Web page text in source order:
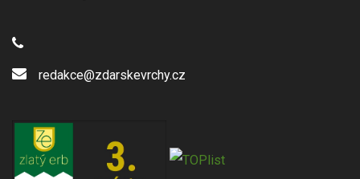
redakce@zdarskevrchy.cz